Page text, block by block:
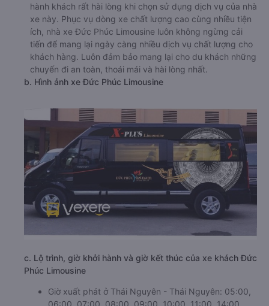
hành khách rất hài lòng khi chọn sử dụng dịch vụ của nhà
xe này. Phục vụ dòng xe chất lượng cao cùng nhiều tiện
ích, nhà xe Đức Phúc Limousine luôn không ngừng cải
tiến để mang lại ngày càng nhiều dịch vụ chất lượng cho
khách hàng. Luôn đảm bảo mang lại cho du khách những
chuyến đi an toàn, thoái mái và hài lòng nhất.
b. Hình ảnh xe Đức Phúc Limousine
c. Lộ trình, giờ khởi hành và giờ kết thúc của xe khách Đức
Phúc Limousine
Giờ xuất phát ở Thái Nguyên - Thái Nguyên: 05:00,
06:00, 07:00, 08:00, 09:00, 10:00, 11:00, 14:00,